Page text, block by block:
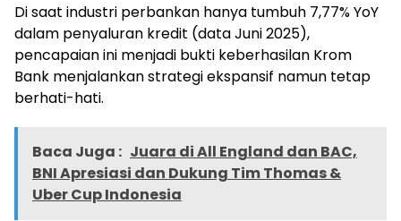
Di saat industri perbankan hanya tumbuh 7,77% YoY
dalam penyaluran kredit (data Juni 2025),
pencapaian ini menjadi bukti keberhasilan Krom
Bank menjalankan strategi ekspansif namun tetap
berhati-hati.
Baca Juga : Juara di All England dan BAC,
BNI Apresiasi dan Dukung Tim Thomas &
Uber Cup Indonesia